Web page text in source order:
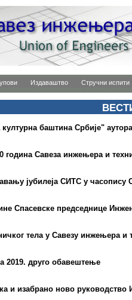
Издаваштво Стручни испити
културна баштина Србије"
година Савеза инжењера и
јубилеја СИТС у
Спасевске председнице
тела у Савезу инжењера и
2019. друго обавештење
и изабрано ново руководство